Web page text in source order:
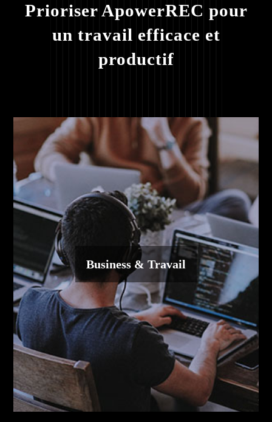
Prioriser ApowerREC pour
un travail efficace et
productif
Business & Travail